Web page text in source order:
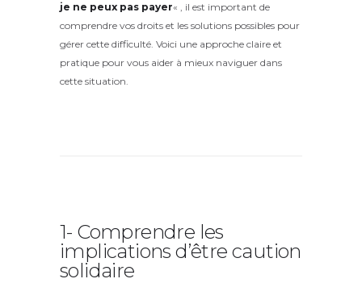
je ne peux pas payer« , il est important de
comprendre vos droits et les solutions possibles pour
gérer cette difficulté. Voici une approche claire et
pratique pour vous aider à mieux naviguer dans
cette situation.
1- Comprendre les
implications d’être caution
solidaire